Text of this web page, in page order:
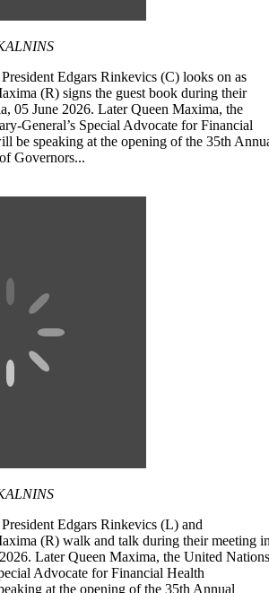
Edgars Rinkevics (C) looks on as
(R) signs the guest book during their
05 June 2026. Later Queen Maxima, the
General’s Special Advocate for Financial
be speaking at the opening of the 35th
Governors...
Edgars Rinkevics (L) and
(R) walk and talk during their meeting
Later Queen Maxima, the United Nations
Advocate for Financial Health
at the opening of the 35th Annual